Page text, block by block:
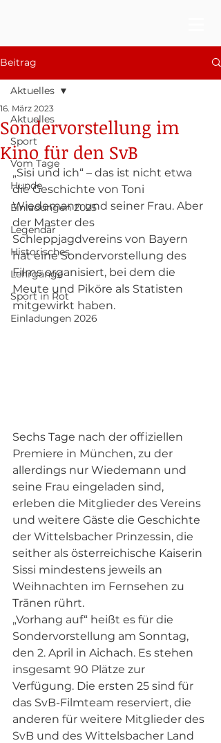
Beitrag
Aktuelles
Sport
Vom Tage
Hunde
Einladungen 2025
Legendär
Historisches
Lehrgänge
Sport in Rot
Einladungen 2026
Aktuelles
Sondervorstellung im
Kino für den SvB
16. März 2023
„Sisi und ich“ – das ist nicht etwa
die Geschichte von Toni
Wiedemann und seiner Frau. Aber
der Master des
Schleppjagdvereins von Bayern
hat eine Sondervorstellung des
Films organisiert, bei dem die
Meute und Piköre als Statisten
mitgewirkt haben.
Sechs Tage nach der offiziellen
Premiere in München, zu der
allerdings nur Wiedemann und
seine Frau eingeladen sind,
erleben die Mitglieder des Vereins
und weitere Gäste die Geschichte
der Wittelsbacher Prinzessin, die
seither als österreichische Kaiserin
Sissi mindestens jeweils an
Weihnachten im Fernsehen zu
Tränen rührt.
„Vorhang auf“ heißt es für die
Sondervorstellung am Sonntag,
den 2. April in Aichach. Es stehen
insgesamt 90 Plätze zur
Verfügung. Die ersten 25 sind für
das SvB-Filmteam reserviert, die
anderen für weitere Mitglieder des
SvB und des Wittelsbacher Land